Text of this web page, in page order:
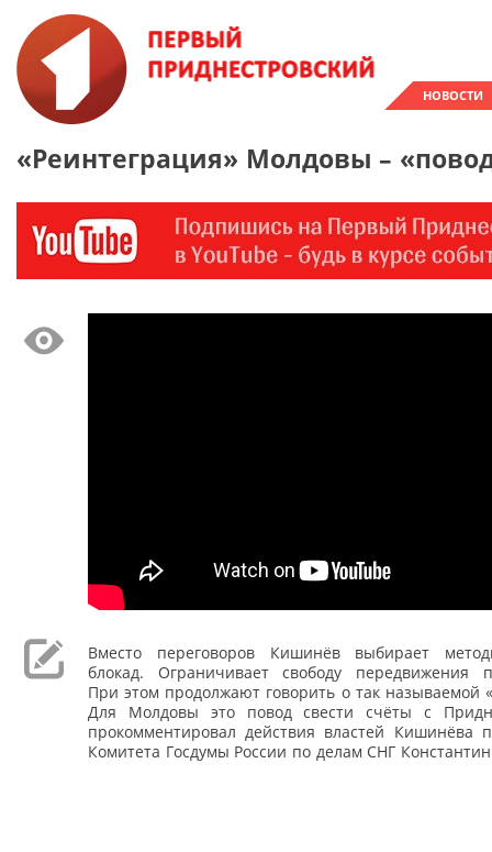
НОВОСТИ
«Реинтеграция» Молдовы –
Вместо переговоров Кишинёв выбирает
блокад. Ограничивает свободу передвижения
При этом продолжают говорить о так называемой
Для Молдовы это повод свести счёты с
прокомментировал действия властей Кишинёва
Комитета Госдумы России по делам СНГ